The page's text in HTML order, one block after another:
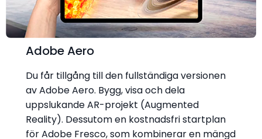
Adobe Aero
Du får tillgång till den fullständiga versionen
av Adobe Aero. Bygg, visa och dela
uppslukande AR-projekt (Augmented
Reality). Dessutom en kostnadsfri startplan
för Adobe Fresco, som kombinerar en mängd